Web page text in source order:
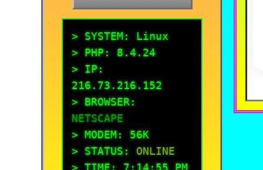
> SYSTEM: Linux
> PHP: 8.4.24
> IP:
216.73.216.152
> BROWSER:
NETSCAPE
> MODEM: 56K
> STATUS: ONLINE
> TIME: 7:14:56 PM